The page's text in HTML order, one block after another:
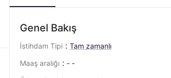
Genel Bakış
İstihdam Tipi : Tam zamanlı
Maaş aralığı : - -